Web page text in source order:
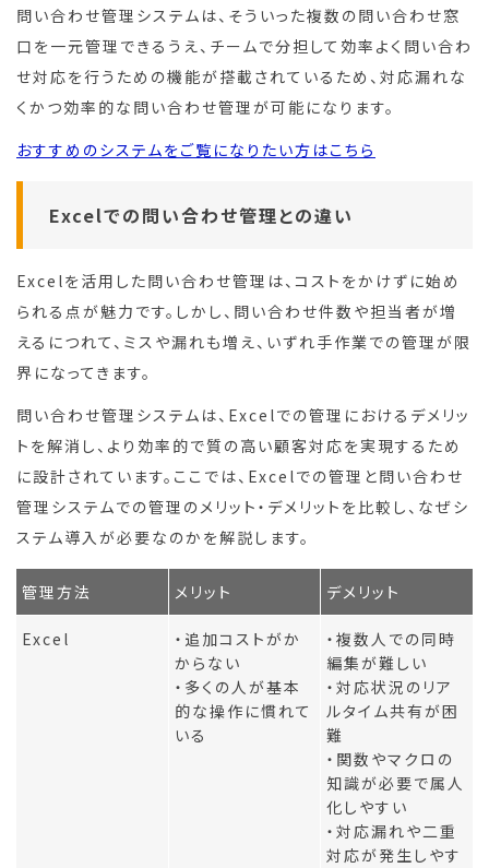
問い合わせ管理システムは、そういった複数の問い合わせ窓
口を一元管理できるうえ、チームで分担して効率よく問い合わ
せ対応を行うための機能が搭載されているため、対応漏れな
くかつ効率的な問い合わせ管理が可能になります。
おすすめのシステムをご覧になりたい方はこちら
Excelでの問い合わせ管理との違い
Excelを活用した問い合わせ管理は、コストをかけずに始め
られる点が魅力です。しかし、問い合わせ件数や担当者が増
えるにつれて、ミスや漏れも増え、いずれ手作業での管理が限
界になってきます。
問い合わせ管理システムは、Excelでの管理におけるデメリッ
トを解消し、より効率的で質の高い顧客対応を実現するため
に設計されています。ここでは、Excelでの管理と問い合わせ
管理システムでの管理のメリット・デメリットを比較し、なぜシ
ステム導入が必要なのかを解説します。
管理方法 メリット デメリット
Excel
・追加コストがか
からない
・多くの人が基本
的な操作に慣れて
いる
・複数人での同時
編集が難しい
・対応状況のリア
ルタイム共有が困
難
・関数やマクロの
知識が必要で属人
化しやすい
・対応漏れや二重
対応が発生しやす